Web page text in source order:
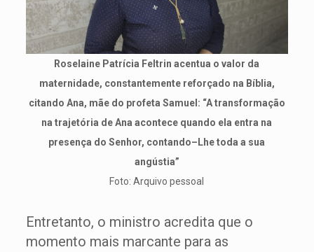
Roselaine Patrícia Feltrin acentua o valor da
maternidade, constantemente reforçado na Bíblia,
citando Ana, mãe do profeta Samuel: “A transformação
na trajetória de Ana acontece quando ela entra na
presença do Senhor, contando–Lhe toda a sua
angústia”
Foto: Arquivo pessoal
Entretanto, o ministro acredita que o
momento mais marcante para as